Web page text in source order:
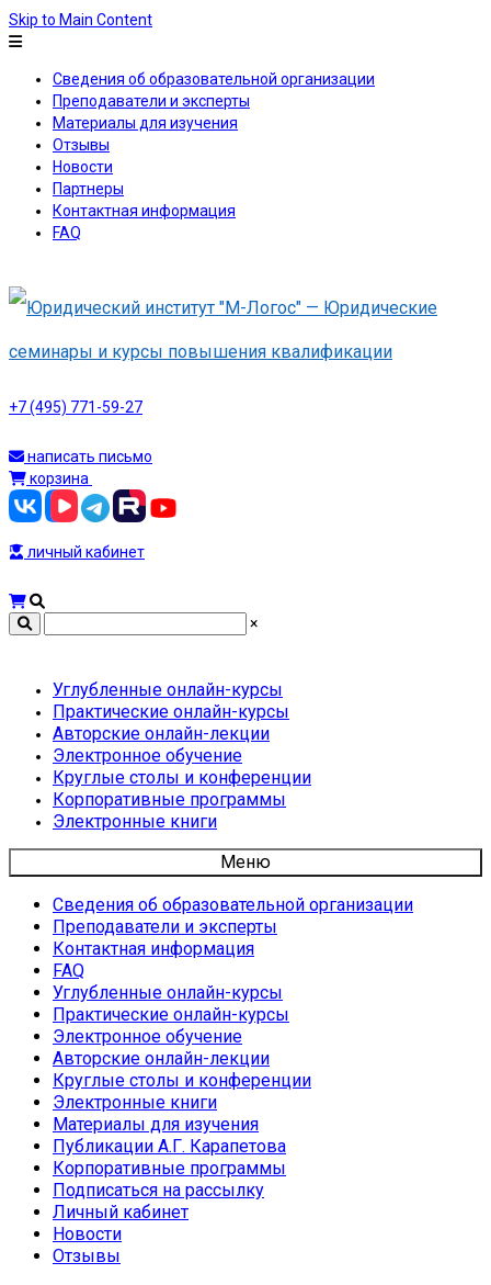
Skip to Main Content
Сведения об образовательной организации
Преподаватели и эксперты
Материалы для изучения
Отзывы
Новости
Партнеры
Контактная информация
FAQ
+7 (495) 771-59-27
написать письмо
корзина
личный кабинет
×
Углубленные онлайн-курсы
Практические онлайн-курсы
Авторские онлайн-лекции
Электронное обучение
Круглые столы и конференции
Корпоративные программы
Электронные книги
Меню
Сведения об образовательной организации
Преподаватели и эксперты
Контактная информация
FAQ
Углубленные онлайн-курсы
Практические онлайн-курсы
Электронное обучение
Авторские онлайн-лекции
Круглые столы и конференции
Электронные книги
Материалы для изучения
Публикации А.Г. Карапетова
Корпоративные программы
Подписаться на рассылку
Личный кабинет
Новости
Отзывы